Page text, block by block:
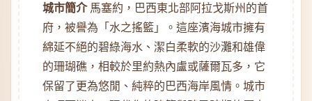
城市簡介馬塞約，巴西東北部阿拉戈斯州的首
府，被譽為「水之搖籃」。這座濱海城市擁有
綿延不絕的碧綠海水、潔白柔軟的沙灘和雄偉
的珊瑚礁，相較於里約熱內盧或薩爾瓦多，它
保留了更為悠閒、純粹的巴西海岸風情。城市